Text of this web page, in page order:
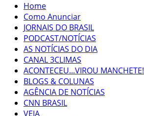
Home
Como Anunciar
JORNAIS DO BRASIL
PODCAST/NOTÍCIAS
AS NOTÍCIAS DO DIA
CANAL 3CLIMAS
ACONTECEU...VIROU MANCHETE!
BLOGS & COLUNAS
AGÊNCIA DE NOTÍCIAS
CNN BRASIL
VEJA